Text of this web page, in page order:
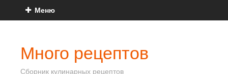
Меню
Много рецептов
Сборник кулинарных рецептов